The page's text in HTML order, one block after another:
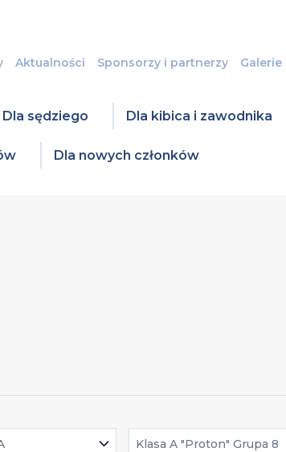
Aktualności Sponsorzy i partnerzy Galerie
Dla sędziego Dla kibica i zawodnika
Dla nowych członków
Klasa A "Proton" Grupa 8